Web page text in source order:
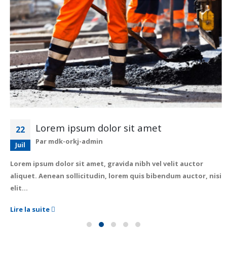
22
Juil
Lorem ipsum dolor sit amet
Parmdk-orkj-admin
Lorem ipsum dolor sit amet, gravida nibh vel velit auctor
aliquet. Aenean sollicitudin, lorem quis bibendum auctor, nisi
elit…
Lire la suite